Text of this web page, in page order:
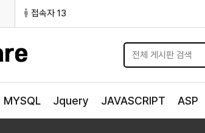
접속자 13
MYSQL Jquery JAVASCRIPT ASP